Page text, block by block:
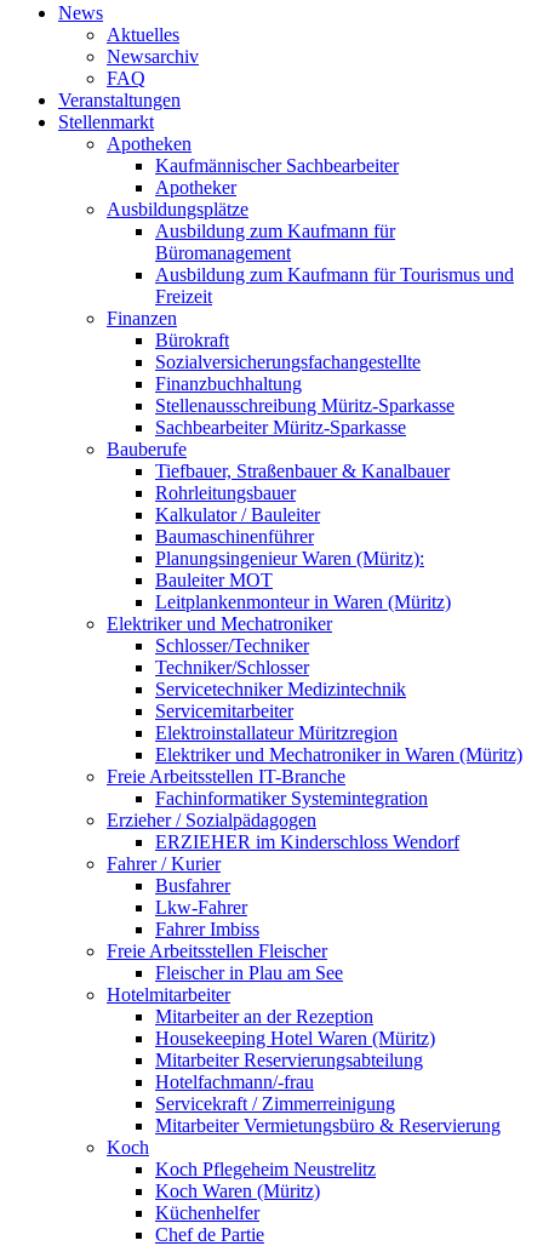
News
Aktuelles
Newsarchiv
FAQ
Veranstaltungen
Stellenmarkt
Apotheken
Kaufmännischer Sachbearbeiter
Apotheker
Ausbildungsplätze
Ausbildung zum Kaufmann für
Büromanagement
Ausbildung zum Kaufmann für Tourismus und
Freizeit
Finanzen
Bürokraft
Sozialversicherungsfachangestellte
Finanzbuchhaltung
Stellenausschreibung Müritz-Sparkasse
Sachbearbeiter Müritz-Sparkasse
Bauberufe
Tiefbauer, Straßenbauer & Kanalbauer
Rohrleitungsbauer
Kalkulator / Bauleiter
Baumaschinenführer
Planungsingenieur Waren (Müritz):
Bauleiter MOT
Leitplankenmonteur in Waren (Müritz)
Elektriker und Mechatroniker
Schlosser/Techniker
Techniker/Schlosser
Servicetechniker Medizintechnik
Servicemitarbeiter
Elektroinstallateur Müritzregion
Elektriker und Mechatroniker in Waren (Müritz)
Freie Arbeitsstellen IT-Branche
Fachinformatiker Systemintegration
Erzieher / Sozialpädagogen
ERZIEHER im Kinderschloss Wendorf
Fahrer / Kurier
Busfahrer
Lkw-Fahrer
Fahrer Imbiss
Freie Arbeitsstellen Fleischer
Fleischer in Plau am See
Hotelmitarbeiter
Mitarbeiter an der Rezeption
Housekeeping Hotel Waren (Müritz)
Mitarbeiter Reservierungsabteilung
Hotelfachmann/-frau
Servicekraft / Zimmerreinigung
Mitarbeiter Vermietungsbüro & Reservierung
Koch
Koch Pflegeheim Neustrelitz
Koch Waren (Müritz)
Küchenhelfer
Chef de Partie